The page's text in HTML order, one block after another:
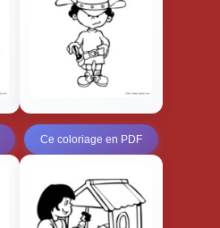
Ce coloriage en PDF